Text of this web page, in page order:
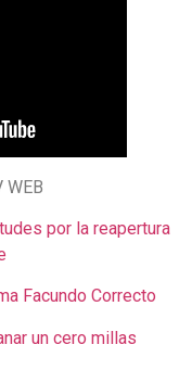
WEB
por la reapertura
Facundo Correcto
un cero millas